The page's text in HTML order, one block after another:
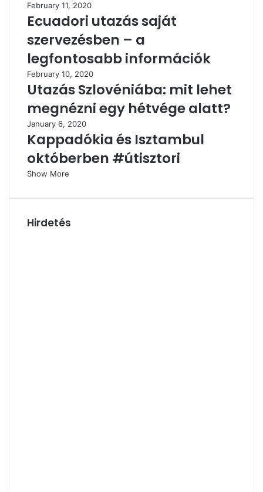
February 11, 2020
Ecuadori utazás saját
szervezésben – a
legfontosabb információk
February 10, 2020
Utazás Szlovéniába: mit lehet
megnézni egy hétvége alatt?
January 6, 2020
Kappadókia és Isztambul
októberben #útisztori
Show More
Hirdetés